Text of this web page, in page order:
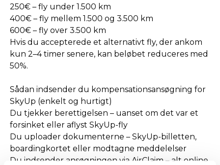
250€ – fly under 1.500 km
400€ – fly mellem 1.500 og 3.500 km
600€ – fly over 3.500 km
Hvis du accepterede et alternativt fly, der ankom
kun 2–4 timer senere, kan beløbet reduceres med
50%.
Sådan indsender du kompensationsansøgning for
SkyUp (enkelt og hurtigt)
Du tjekker berettigelsen – uanset om det var et
forsinket eller aflyst SkyUp-fly
Du uploader dokumenterne – SkyUp-billetten,
boardingkortet eller modtagne meddelelser
Du indsender ansøgningen via AirClaim – alt online,